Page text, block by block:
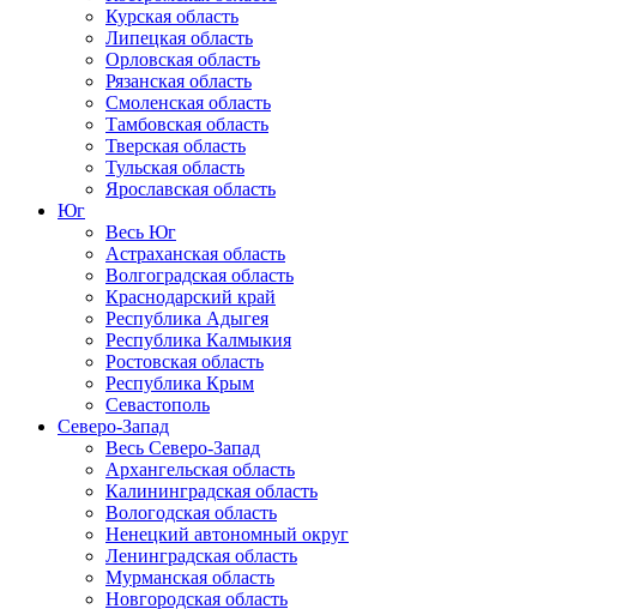
Курская область
Липецкая область
Орловская область
Рязанская область
Смоленская область
Тамбовская область
Тверская область
Тульская область
Ярославская область
Юг
Весь Юг
Астраханская область
Волгоградская область
Краснодарский край
Республика Адыгея
Республика Калмыкия
Ростовская область
Республика Крым
Севастополь
Северо-Запад
Весь Северо-Запад
Архангельская область
Калининградская область
Вологодская область
Ненецкий автономный округ
Ленинградская область
Мурманская область
Новгородская область